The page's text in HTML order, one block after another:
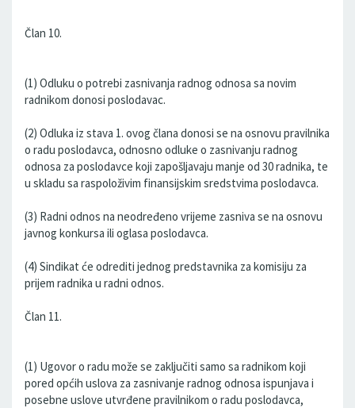
Član 10.
(1) Odluku o potrebi zasnivanja radnog odnosa sa novim
radnikom donosi poslodavac.
(2) Odluka iz stava 1. ovog člana donosi se na osnovu pravilnika
o radu poslodavca, odnosno odluke o zasnivanju radnog
odnosa za poslodavce koji zapošljavaju manje od 30 radnika, te
u skladu sa raspoloživim finansijskim sredstvima poslodavca.
(3) Radni odnos na neodređeno vrijeme zasniva se na osnovu
javnog konkursa ili oglasa poslodavca.
(4) Sindikat će odrediti jednog predstavnika za komisiju za
prijem radnika u radni odnos.
Član 11.
(1) Ugovor o radu može se zaključiti samo sa radnikom koji
pored općih uslova za zasnivanje radnog odnosa ispunjava i
posebne uslove utvrđene pravilnikom o radu poslodavca,